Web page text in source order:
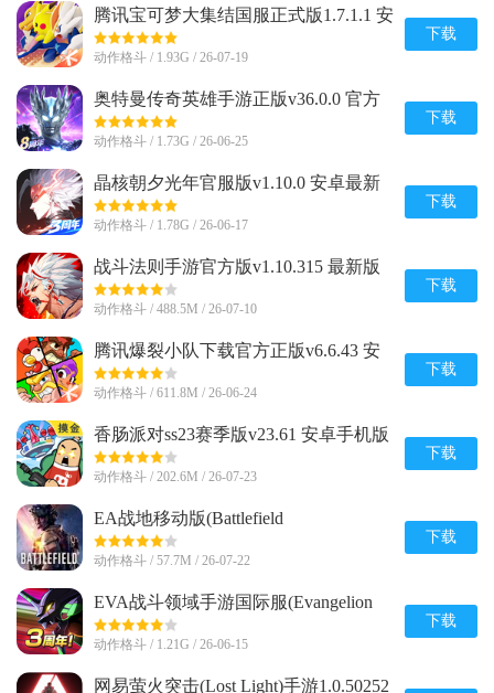
腾讯宝可梦大集结国服正式版1.7.1.1 安
卓手机版
动作格斗 / 1.93G / 26-07-19
下载
奥特曼传奇英雄手游正版v36.0.0 官方
最新版
动作格斗 / 1.73G / 26-06-25
下载
晶核朝夕光年官服版v1.10.0 安卓最新
版
动作格斗 / 1.78G / 26-06-17
下载
战斗法则手游官方版v1.10.315 最新版
动作格斗 / 488.5M / 26-07-10
下载
腾讯爆裂小队下载官方正版v6.6.43 安
卓最新版
动作格斗 / 611.8M / 26-06-24
下载
香肠派对ss23赛季版v23.61 安卓手机版
动作格斗 / 202.6M / 26-07-23
下载
EA战地移动版(Battlefield
Mobile)v0.10.0 官方正版
动作格斗 / 57.7M / 26-07-22
下载
EVA战斗领域手游国际服(Evangelion
Battlefields)v1.1.38 完整最新版
动作格斗 / 1.21G / 26-06-15
下载
网易萤火突击(Lost Light)手游1.0.50252